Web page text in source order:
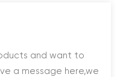
and want to
a message here,we